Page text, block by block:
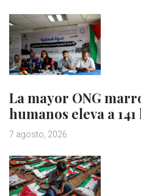
La mayor ONG
humanos eleva a
7 agosto, 2026